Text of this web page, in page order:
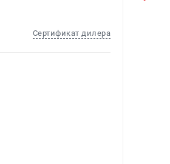
Сертификат дилера